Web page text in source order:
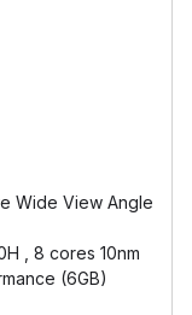
Wide View Angle
, 8 cores 10nm
(6GB)